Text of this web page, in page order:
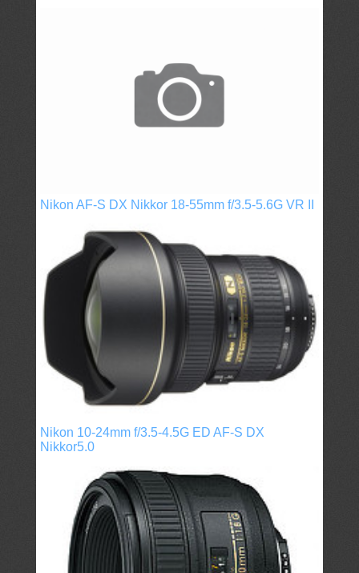
Nikon AF-S DX Nikkor 18-55mm f/3.5-5.6G VR II
Nikon 10-24mm f/3.5-4.5G ED AF-S DX
Nikkor5.0